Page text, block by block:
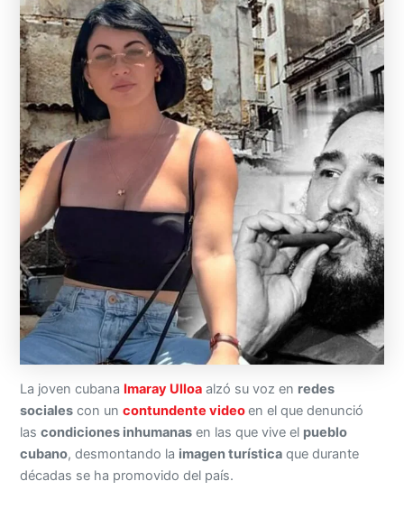
La joven cubana Imaray Ulloa alzó su voz en redes
sociales con uncontundente videoen el que denunció
lascondiciones inhumanas en las que vive el pueblo
cubano, desmontando la imagen turística que durante
décadas se ha promovido del país.